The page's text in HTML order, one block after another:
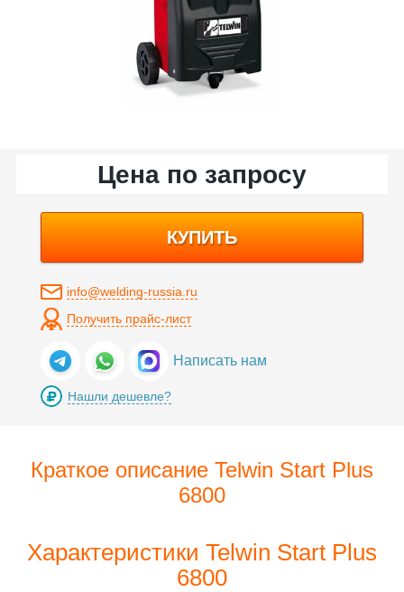
Цена по запросу
КУПИТЬ
info@welding-russia.ru
Получить прайс-лист
Написать нам
Нашли дешевле?
Краткое описание Telwin Start Plus
6800
Характеристики Telwin Start Plus
6800